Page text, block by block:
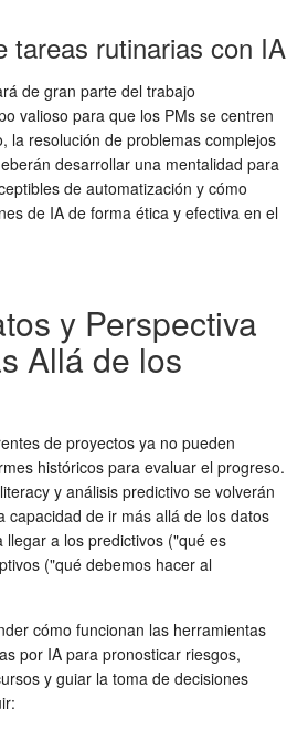
tareas rutinarias con IA
de gran parte del trabajo
valioso para que los PMs se centren
la resolución de problemas complejos
desarrollar una mentalidad para
de automatización y cómo
de IA de forma ética y efectiva en el
y Perspectiva
Allá de los
de proyectos ya no pueden
históricos para evaluar el progreso.
y análisis predictivo se volverán
capacidad de ir más allá de los datos
a los predictivos ("qué es
("qué debemos hacer al
cómo funcionan las herramientas
por IA para pronosticar riesgos,
y guiar la toma de decisiones